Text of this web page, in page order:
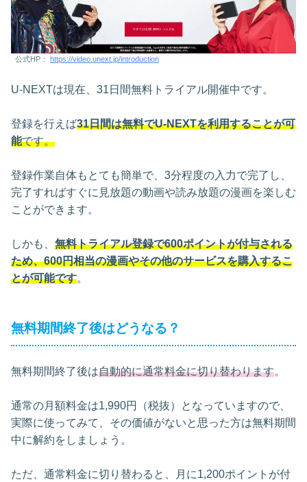
公式HP： https://video.unext.jp/introduction
U-NEXTは現在、31日間無料トライアル開催中です。
登録を行えば31日間は無料でU-NEXTを利用することが可
能です。
登録作業自体もとても簡単で、3分程度の入力で完了し、
完了すればすぐに見放題の動画や読み放題の漫画を楽しむ
ことができます。
しかも、 無料トライアル登録で600ポイントが付与される
ため、600円相当の漫画やその他のサービスを購入するこ
とが可能です。
無料期間終了後はどうなる？
無料期間終了後は自動的に通常料金に切り替わります。
通常の月額料金は1,990円（税抜）となっていますので、
実際に使ってみて、その価値がないと思った方は無料期間
中に解約をしましょう。
ただ、通常料金に切り替わると、月に1,200ポイントが付